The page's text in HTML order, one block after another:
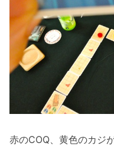
赤のCOQ、黄色のカジ